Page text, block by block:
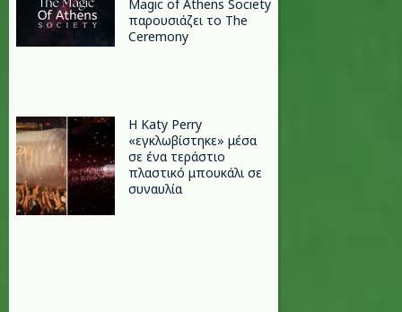
Magic of Athens Society
παρουσιάζει το The
Ceremony
H Katy Perry
«εγκλωβίστηκε» μέσα
σε ένα τεράστιο
πλαστικό μπουκάλι σε
συναυλία